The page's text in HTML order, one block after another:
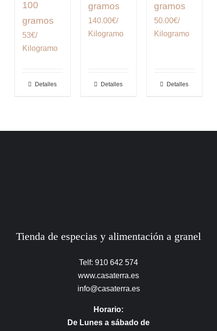
100
gramos
53€/
Kilogramo
Detalles
gramos
140.00€/
Kilogramo
Detalles
gramos
50.00€/
Kilogramo
Detalles
Tienda de especias y alimentación a granel
Telf: 910 642 574
www.casaterra.es
info@casaterra.es
Horario:
De Lunes a sábado de